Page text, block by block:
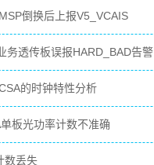
倒换后上报V5_VCAIS
务透传板误报HARD_BAD告警
的时钟特性分析
板光功率计数不准确
数丢失